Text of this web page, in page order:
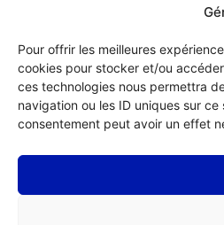
Pour offrir les meilleures
cookies pour stocker et/ou
ces technologies nous permettra
navigation ou les ID uniques sur
consentement peut avoir un effet
© 2024 UMIH 56 : Union des Métiers et
Morbihan – site réalisé